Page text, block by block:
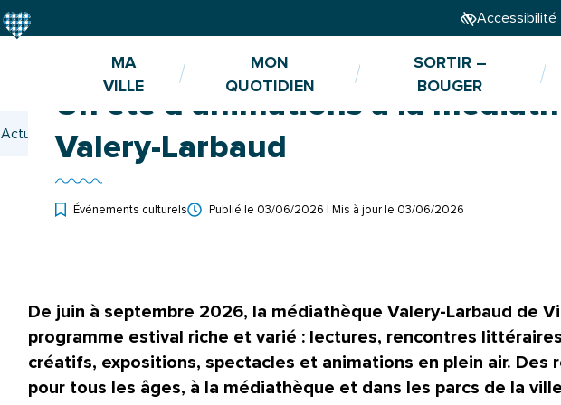
Accessibilité
MA
VILLE
MON
QUOTIDIEN
SORTIR –
BOUGER
Actualités Un été d’animations à la médiathèque Valery-Larbaud
Un été d’animations à la
Valery-Larbaud
Événements culturels Publié le 03/06/2026 | Mis à jour le 03/06/2026
De juin à septembre 2026, la médiathèque Valery-Larbaud de
programme estival riche et varié : lectures, rencontres
créatifs, expositions, spectacles et animations en plein air. Des
pour tous les âges, à la médiathèque et dans les parcs de la